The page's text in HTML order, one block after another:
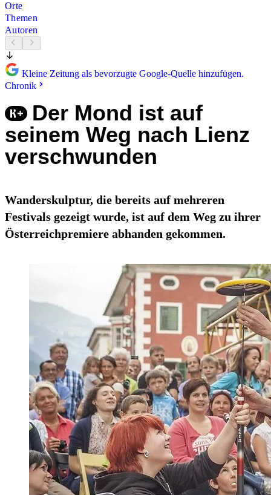
Orte
Themen
Autoren
Kleine Zeitung als bevorzugte Google-Quelle hinzufügen.
Chronik
Der Mond ist auf
seinem Weg nach Lienz
verschwunden
Wanderskulptur, die bereits auf mehreren
Festivals gezeigt wurde, ist auf dem Weg zu ihrer
Österreichpremiere abhanden gekommen.